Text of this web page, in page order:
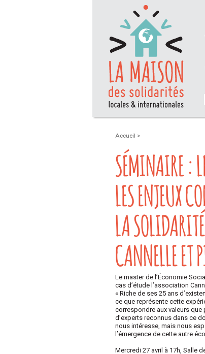
Accueil >
SÉMINAIRE :
LES ENJEUX
LA
CANNELLE ET
Le master de l’Économie
cas d’étude l’association
« Riche de ses 25 ans
ce que représente cette
correspondre aux valeurs
d’experts reconnus dans ce
nous intéresse, mais nous
l’émergence de cette autre
Mercredi 27 avril à 17h, Salle